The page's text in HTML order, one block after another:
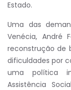
Estado.
Uma das
Venécia, André
reconstrução de
dificuldades por
uma política
Assistência